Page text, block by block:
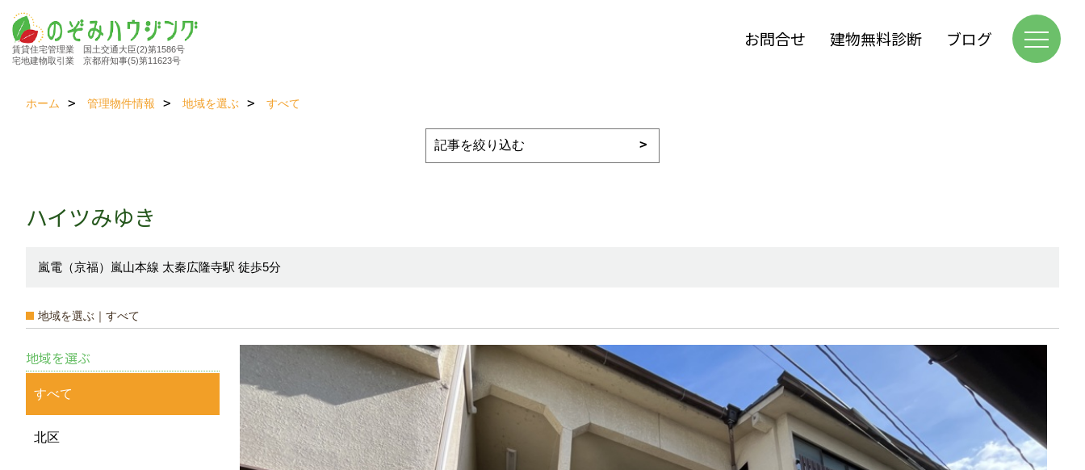
賃貸住宅管理業 国土交通大臣(2)第1586号
宅地建物取引業 京都府知事(5)第11623号
お問合せ 建物無料診断 ブログ
ホーム 管理物件情報 地域を選ぶ すべて
ハイツみゆき
嵐電（京福）嵐山本線 太秦広隆寺駅 徒歩5分
地域を選ぶ｜すべて
地域を選ぶ
すべて
北区